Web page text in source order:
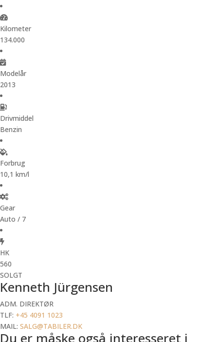
Kilometer
134.000
Modelår
2013
Drivmiddel
Benzin
Forbrug
10,1 km/l
Gear
Auto / 7
HK
560
SOLGT
Kenneth Jürgensen
ADM. DIREKTØR
TLF: +45 4091 1023
MAIL: SALG@TABILER.DK
Du er måske også interesseret i